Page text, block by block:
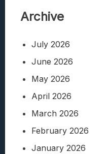
Archive
July 2026
June 2026
May 2026
April 2026
March 2026
February 2026
January 2026